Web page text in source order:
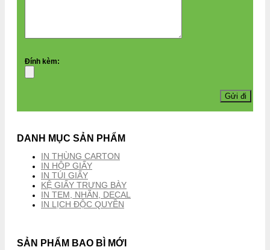
Đính kèm:
DANH MỤC SẢN PHẨM
IN THÙNG CARTON
IN HỘP GIẤY
IN TÚI GIẤY
KỆ GIẤY TRƯNG BÀY
IN TEM, NHÃN, DECAL
IN LỊCH ĐỘC QUYỀN
SẢN PHẨM BAO BÌ MỚI